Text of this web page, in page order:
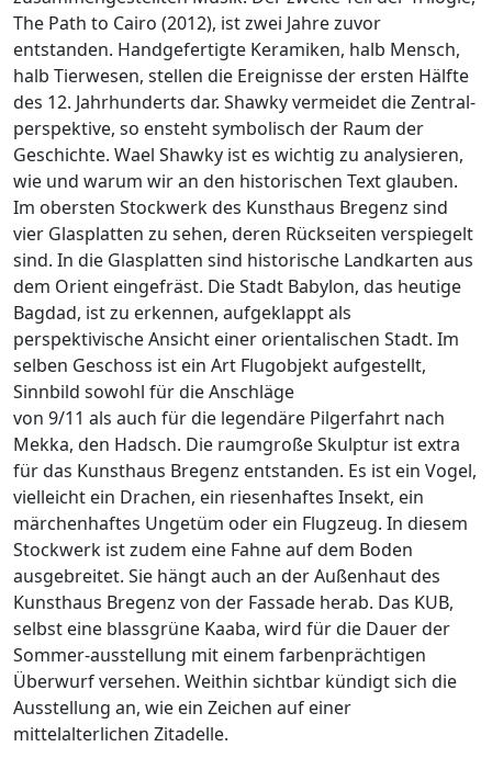
The Path to Cairo (2012), ist zwei Jahre zuvor
entstanden. Handgefertigte Keramiken, halb Mensch,
halb Tierwesen, stellen die Ereignisse der ersten Hälfte
des 12. Jahrhunderts dar. Shawky vermeidet die Zentral-
perspektive, so ensteht symbolisch der Raum der
Geschichte. Wael Shawky ist es wichtig zu analysieren,
wie und warum wir an den historischen Text glauben.
Im obersten Stockwerk des Kunsthaus Bregenz sind
vier Glasplatten zu sehen, deren Rückseiten verspiegelt
sind. In die Glasplatten sind historische Landkarten aus
dem Orient eingefräst. Die Stadt Babylon, das heutige
Bagdad, ist zu erkennen, aufgeklappt als
perspektivische Ansicht einer orientalischen Stadt. Im
selben Geschoss ist ein Art Flugobjekt aufgestellt,
Sinnbild sowohl für die Anschläge
von 9/11 als auch für die legendäre Pilgerfahrt nach
Mekka, den Hadsch. Die raumgroße Skulptur ist extra
für das Kunsthaus Bregenz entstanden. Es ist ein Vogel,
vielleicht ein Drachen, ein riesenhaftes Insekt, ein
märchenhaftes Ungetüm oder ein Flugzeug. In diesem
Stockwerk ist zudem eine Fahne auf dem Boden
ausgebreitet. Sie hängt auch an der Außenhaut des
Kunsthaus Bregenz von der Fassade herab. Das KUB,
selbst eine blassgrüne Kaaba, wird für die Dauer der
Sommer-ausstellung mit einem farbenprächtigen
Überwurf versehen. Weithin sichtbar kündigt sich die
Ausstellung an, wie ein Zeichen auf einer
mittelalterlichen Zitadelle.